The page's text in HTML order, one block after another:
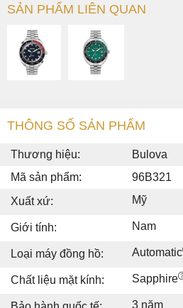
SẢN PHẨM LIÊN QUAN
THÔNG SỐ SẢN PHẨM
Thương hiệu:
Bulova
Mã sản phẩm:
96B321
Xuất xứ:
Mỹ
Giới tính: Nam
Loại máy đồng hồ: Automatic
Chất liệu mặt kính: Sapphire
3 năm